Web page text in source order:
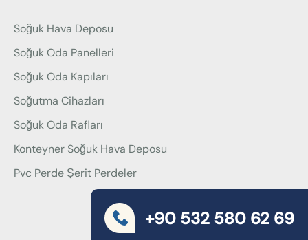
Soğuk Hava Deposu
Soğuk Oda Panelleri
Soğuk Oda Kapıları
Soğutma Cihazları
Soğuk Oda Rafları
Konteyner Soğuk Hava Deposu
Pvc Perde Şerit Perdeler
+90 532 580 62 69